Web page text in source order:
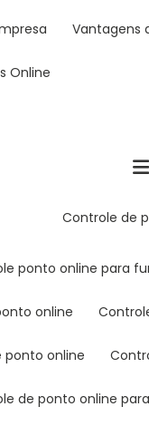
Online
controle de
ponto online para
online
ponto online
de ponto online